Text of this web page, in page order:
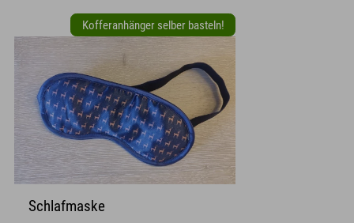
Kofferanhänger selber basteln!
Schlafmaske